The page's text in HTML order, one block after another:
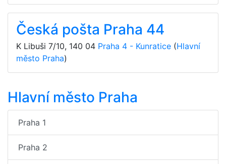
Česká pošta Praha 44
K Libuši 7/10, 140 04 Praha 4 - Kunratice (Hlavní
město Praha)
Hlavní město Praha
Praha 1
Praha 2